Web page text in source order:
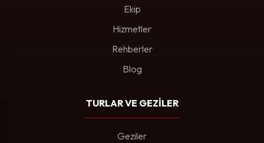
Ekip
Hizmetler
Rehberler
Blog
TURLAR VE GEZİLER
Geziler